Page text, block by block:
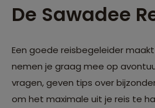
De Sawadee
Een goede reisbegeleider
nemen je graag mee op
vragen, geven tips over
om het maximale uit je reis te